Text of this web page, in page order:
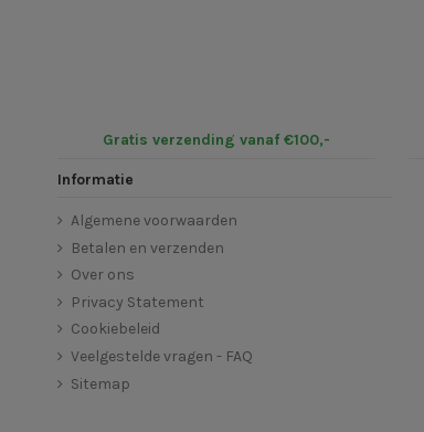
Gratis verzending vanaf €100,-
Informatie
Algemene voorwaarden
Betalen en verzenden
Over ons
Privacy Statement
Cookiebeleid
Veelgestelde vragen - FAQ
Sitemap